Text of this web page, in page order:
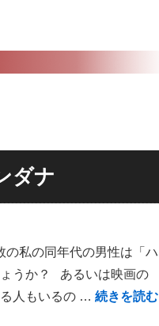
ダナ
の私の同年代の男性は「ハ
うか？ あるいは映画の
る人もいるの … 続きを読む